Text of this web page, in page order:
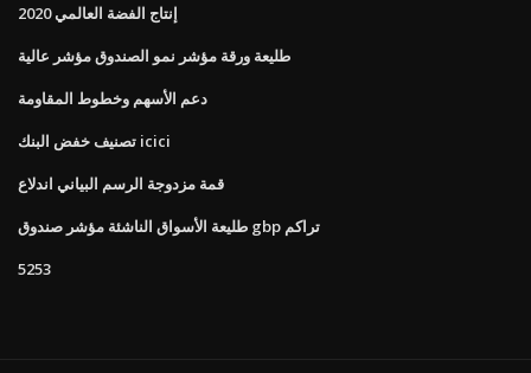
إنتاج الفضة العالمي 2020
طليعة ورقة مؤشر نمو الصندوق مؤشر عالية
دعم الأسهم وخطوط المقاومة
تصنيف خفض البنك icici
قمة مزدوجة الرسم البياني اندلاع
طليعة الأسواق الناشئة مؤشر صندوق gbp تراكم
5253